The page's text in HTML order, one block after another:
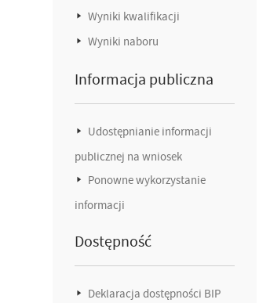
Wyniki kwalifikacji
Wyniki naboru
Informacja publiczna
Udostępnianie informacji
publicznej na wniosek
Ponowne wykorzystanie
informacji
Dostępność
Deklaracja dostępności BIP